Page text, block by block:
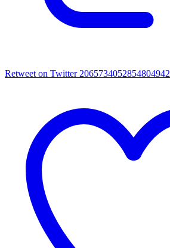
Retweet on Twitter 2065734052854804942